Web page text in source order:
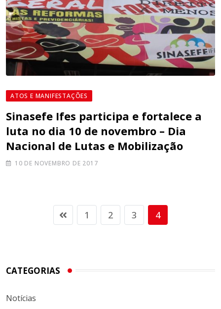
ATOS E MANIFESTAÇÕES
Sinasefe Ifes participa e fortalece a
luta no dia 10 de novembro – Dia
Nacional de Lutas e Mobilização
10 DE NOVEMBRO DE 2017
1 2 3 4
CATEGORIAS
Notícias